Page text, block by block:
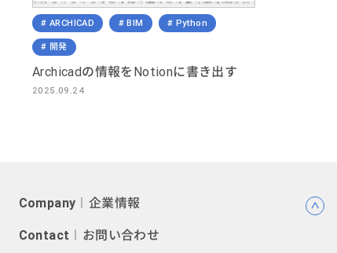
ARCHICAD BIM Python
開発
Archicadの情報をNotionに書き出す
2025.09.24
Company ︱企業情報
Contact ︱お問い合わせ